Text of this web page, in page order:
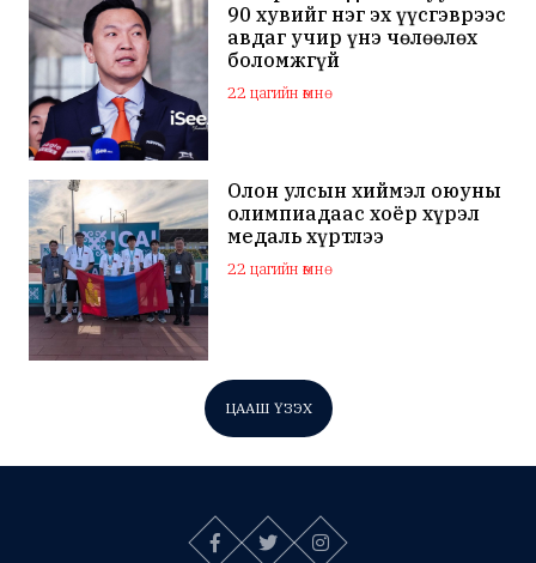
90 хувийг нэг эх үүсгэврээс
авдаг учир үнэ чөлөөлөх
боломжгүй
22 цагийн өмнө
Олон улсын хиймэл оюуны
олимпиадаас хоёр хүрэл
медаль хүртлээ
22 цагийн өмнө
ЦААШ ҮЗЭХ